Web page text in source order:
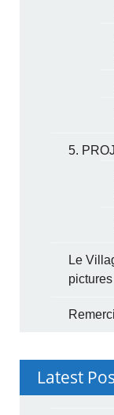
5.
Le
pictures
Latest